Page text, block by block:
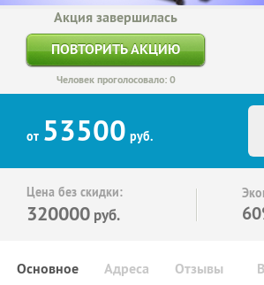
Акция завершилась
ПОВТОРИТЬ АКЦИЮ
Человек проголосовало: 0
от 53500 руб.
Цена без скидки:
320000 руб.
Основное Отзывы
Адреса